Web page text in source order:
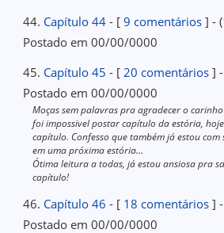
44. Capítulo 44 - [9 comentários ] -
Postado em 00/00/0000
45. Capítulo 45 - [ 20 comentários ]
Postado em 00/00/0000
Moças sem palavras pra agradecer o
foi impossivel postar capítulo da estória,
capítulo. Confesso que também já estou
em uma próxima estória...
Ótima leitura a todas, já estou ansiosa pra
capítulo!
46. Capítulo 46 - [ 18 comentários ]
Postado em 00/00/0000